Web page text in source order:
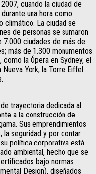
cuando la ciudad de
una hora como
climático. La ciudad se
de personas se sumaron
7.000 ciudades de más de
más de 1.300 monumentos
la Ópera en Sydney, el
York, la Torre Eiffel
trayectoria dedicada al
a la construcción de
Sus emprendimientos
la seguridad y por contar
política corporativa está
ambiental, hecho que se
bajo normas
Design), diseñados